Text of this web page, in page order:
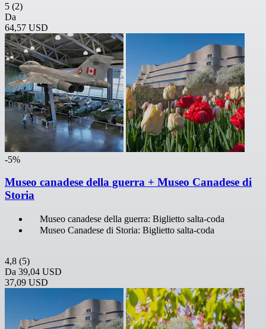
5 (2)
Da
64,57 USD
-5%
Museo canadese della guerra + Museo Canadese di
Storia
Museo canadese della guerra: Biglietto salta-coda
Museo Canadese di Storia: Biglietto salta-coda
4,8 (5)
Da 39,04 USD
37,09 USD